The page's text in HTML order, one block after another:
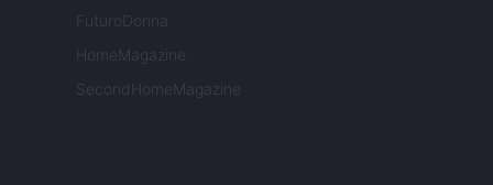
FuturoDonna
HomeMagazine
SecondHomeMagazine